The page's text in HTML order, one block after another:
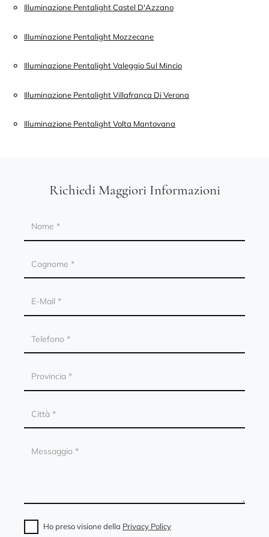
Illuminazione Pentalight Castel D'Azzano
Illuminazione Pentalight Mozzecane
Illuminazione Pentalight Valeggio Sul Mincio
Illuminazione Pentalight Villafranca Di Verona
Illuminazione Pentalight Volta Mantovana
Richiedi Maggiori Informazioni
Ho preso visione della Privacy Policy